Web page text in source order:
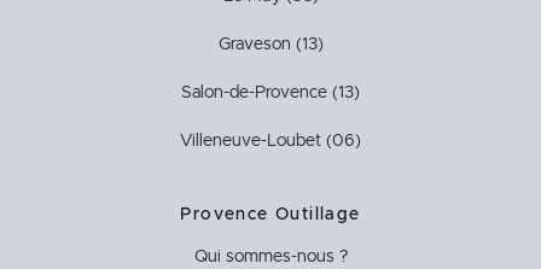
Graveson (13)
Salon-de-Provence (13)
Villeneuve-Loubet (06)
Provence Outillage
Qui sommes-nous ?